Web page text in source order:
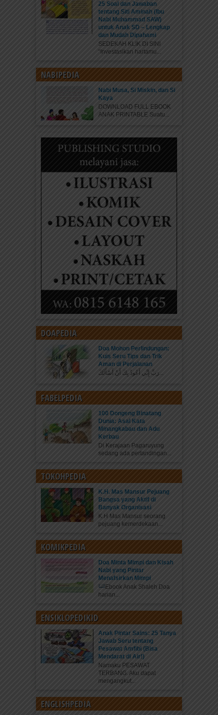
25 Soal dan Jawaban
tentang Siti Aminah (Ibu
Nabi Muhammad SAW)
untuk Anak SD – Lengkap
dan Mudah Dipahami
SEDEKAH KLIK DI SINI
“Investasikan hartamu...
NABIPEDIA
Nabi Musa, Si Miskin, dan Si
Kaya
DOWNLOAD FULL EBOOK
ANAK PRINTABLE Suatu...
DOAPEDIA
Doa Mohon Perlindungan:
Kuis Seru Tips dan Trik
Aman di Perjalanan
رَبِّ إِنِّي أَعُوذُ بِكَ أَنْ أَسْأَلَكَ...
FABELPEDIA
100 Dongeng Binatang
Dunia: Asal Kata
Minangkabau dan Adu
Kerbau
Di Kerajaan Pagaruyung
sedang ada pertandingan...
TOKOHPEDIA
K.H. Mas Mansur Pejuang
Bangsa yang Aktif di
Banyak Organisasi
K.H Mas Mansur seorang
pejuang kemerdekaan...
KOMIKPEDIA
Doa Minta Mimpi dan Kisah
Nabi yang Pintar
Menafsirkan Mimpi
Ebook Anak Shaleh Doa
harian...
ENSIKLOPEDIKID
Anak Pintar Sains: 25 Tanya
Jawab Seru tentang
Pesawat Amfibi (Bisa
Mendarat di Air!)
Namaku PESAWAT
TERBANG. Aku dapat
mengangkut...
ENGLISHPEDIA